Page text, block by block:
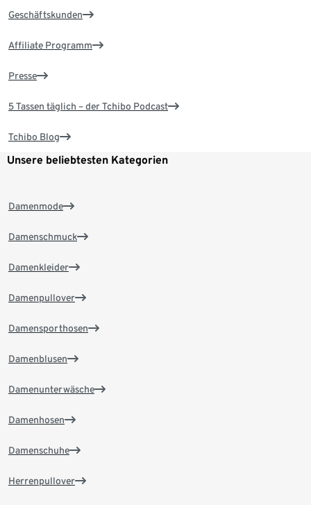
Geschäftskunden
Affiliate Programm
Presse
5 Tassen täglich – der Tchibo Podcast
Tchibo Blog
Unsere beliebtesten Kategorien
Damenmode
Damenschmuck
Damenkleider
Damenpullover
Damensporthosen
Damenblusen
Damenunterwäsche
Damenhosen
Damenschuhe
Herrenpullover